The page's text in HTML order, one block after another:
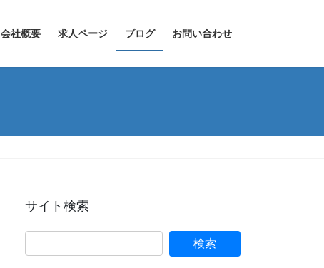
会社概要 求人ページ ブログ お問い合わせ
サイト検索